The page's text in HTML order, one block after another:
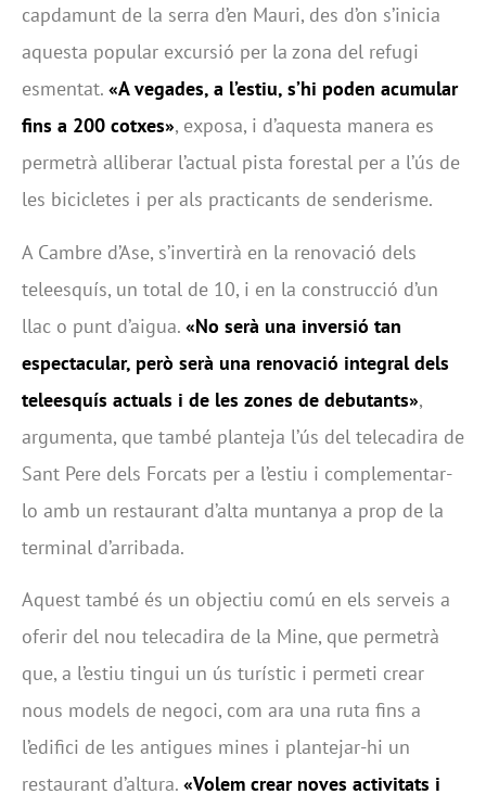
capdamunt de la serra d’en Mauri, des d’on s’inicia
aquesta popular excursió per la zona del refugi
esmentat. «A vegades, a l’estiu, s’hi poden acumular
fins a 200 cotxes», exposa, i d’aquesta manera es
permetrà alliberar l’actual pista forestal per a l’ús de
les bicicletes i per als practicants de senderisme.
A Cambre d’Ase, s’invertirà en la renovació dels
teleesquís, un total de 10, i en la construcció d’un
llac o punt d’aigua. «No serà una inversió tan
espectacular, però serà una renovació integral dels
teleesquís actuals i de les zones de debutants»,
argumenta, que també planteja l’ús del telecadira de
Sant Pere dels Forcats per a l’estiu i complementar-
lo amb un restaurant d’alta muntanya a prop de la
terminal d’arribada.
Aquest també és un objectiu comú en els serveis a
oferir del nou telecadira de la Mine, que permetrà
que, a l’estiu tingui un ús turístic i permeti crear
nous models de negoci, com ara una ruta fins a
l’edifici de les antigues mines i plantejar-hi un
restaurant d’altura. «Volem crear noves activitats i